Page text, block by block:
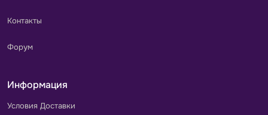
Контакты
Форум
Информация
Условия Доставки